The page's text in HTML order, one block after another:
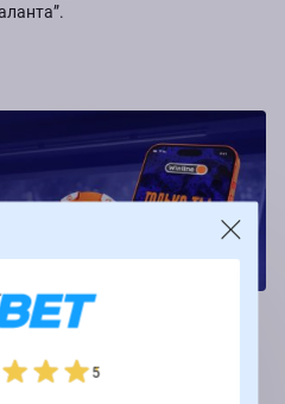
за ставки на РПЛ от БК
5